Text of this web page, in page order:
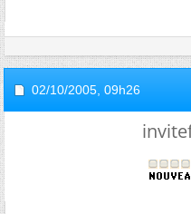
02/10/2005, 09h26